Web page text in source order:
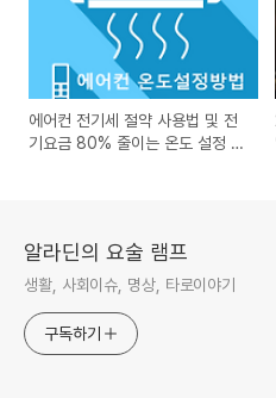
에어컨 전기세 절약 사용법 및 전
기요금 80% 줄이는 온도 설정 방
알라딘의 요술 램프
생활, 사회이슈, 명상, 타로이야기
구독하기